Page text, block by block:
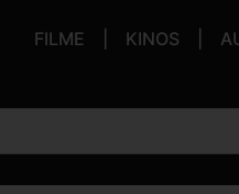
FILME KINOS